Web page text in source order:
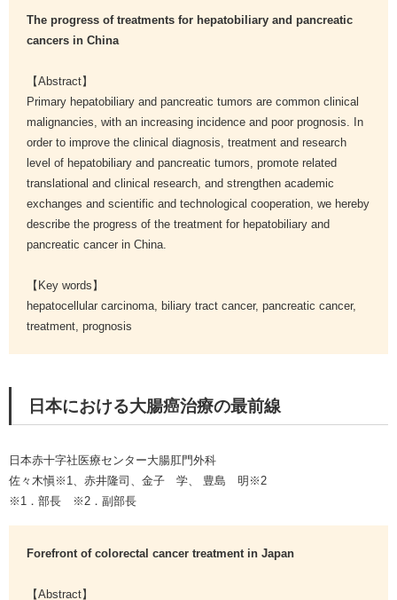
The progress of treatments for hepatobiliary and pancreatic
cancers in China
【Abstract】
Primary hepatobiliary and pancreatic tumors are common clinical
malignancies, with an increasing incidence and poor prognosis. In
order to improve the clinical diagnosis, treatment and research
level of hepatobiliary and pancreatic tumors, promote related
translational and clinical research, and strengthen academic
exchanges and scientific and technological cooperation, we hereby
describe the progress of the treatment for hepatobiliary and
pancreatic cancer in China.
【Key words】
hepatocellular carcinoma, biliary tract cancer, pancreatic cancer,
treatment, prognosis
日本における大腸癌治療の最前線
日本赤十字社医療センター大腸肛門外科
佐々木愼※1、赤井隆司、金子 学、 豊島 明※2
※1．部長 ※2．副部長
Forefront of colorectal cancer treatment in Japan
【Abstract】